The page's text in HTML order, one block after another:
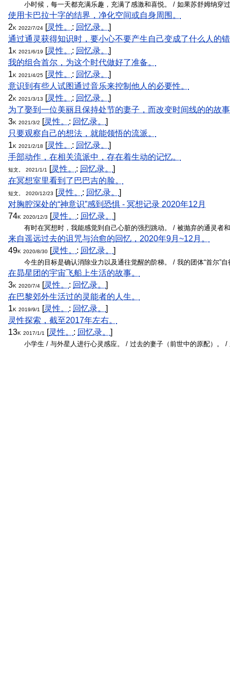
小时候，每一天都充满乐趣，充满了感激和喜悦。 / 如果苏舒姆纳穿
使用卡巴拉十字的结界，净化空间或自身周围。
2K 2022/7/24 [灵性。 : 回忆录。 ]
通过通灵获得知识时，要小心不要产生自己变成了什么人的
1K 2021/6/19 [灵性。 : 回忆录。 ]
我的组合首尔，为这个时代做好了准备。
1K 2021/4/25 [灵性。 : 回忆录。 ]
意识到有些人试图通过音乐来控制他人的必要性。
2K 2021/3/13 [灵性。 : 回忆录。 ]
为了娶到一位美丽且保持处节的妻子，而改变时间线的的故
3K 2021/3/2 [灵性。 : 回忆录。 ]
只要观察自己的想法，就能领悟的流派。
1K 2021/2/18 [灵性。 : 回忆录。 ]
手部动作，在相关流派中，存在着生动的记忆。
短文。 2021/1/1 [灵性。 : 回忆录。 ]
在冥想室里看到了巴巴吉的脸。
短文。 2020/12/23 [灵性。 : 回忆录。 ]
对胸腔深处的“神意识”感到恐惧 - 冥想记录 2020年12月
74K 2020/12/3 [灵性。 : 回忆录。 ]
有时在冥想时，我能感觉到自己心脏的强烈跳动。 / 被抛弃的通灵者
来自遥远过去的诅咒与治愈的回忆，2020年9月~12月。
49K 2020/8/30 [灵性。 : 回忆录。 ]
今生的目标是确认消除业力以及通往觉醒的阶梯。 / 我的团体“首尔
在昴星团的宇宙飞船上生活的故事。
3K 2020/7/4 [灵性。 : 回忆录。 ]
在巴黎郊外生活过的灵能者的人生。
1K 2019/9/1 [灵性。 : 回忆录。 ]
灵性探索，截至2017年左右。
13K 2017/1/1 [灵性。 : 回忆录。 ]
小学生 / 与外星人进行心灵感应。 / 过去的妻子（前世中的原配）